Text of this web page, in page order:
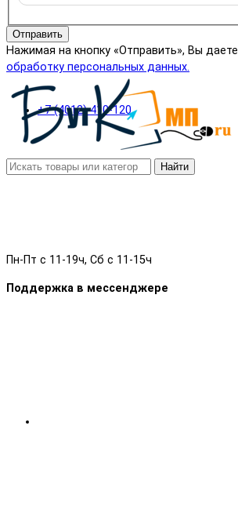
+7 (4012) 410-120
Пн-Пт с 11-19ч, Сб с 11-15ч
Поддержка в мессенджере
Отправить
Нажимая на кнопку «Отправить», Вы даете
обработку персональных данных.
Найти